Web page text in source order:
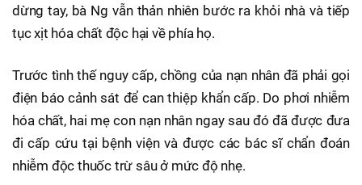
dừng tay, bà Ng vẫn thản nhiên bước ra khỏi nhà và tiếp
tục xịt hóa chất độc hại về phía họ.
Trước tình thế nguy cấp, chồng của nạn nhân đã phải gọi
điện báo cảnh sát để can thiệp khẩn cấp. Do phơi nhiễm
hóa chất, hai mẹ con nạn nhân ngay sau đó đã được đưa
đi cấp cứu tại bệnh viện và được các bác sĩ chẩn đoán
nhiễm độc thuốc trừ sâu ở mức độ nhẹ.